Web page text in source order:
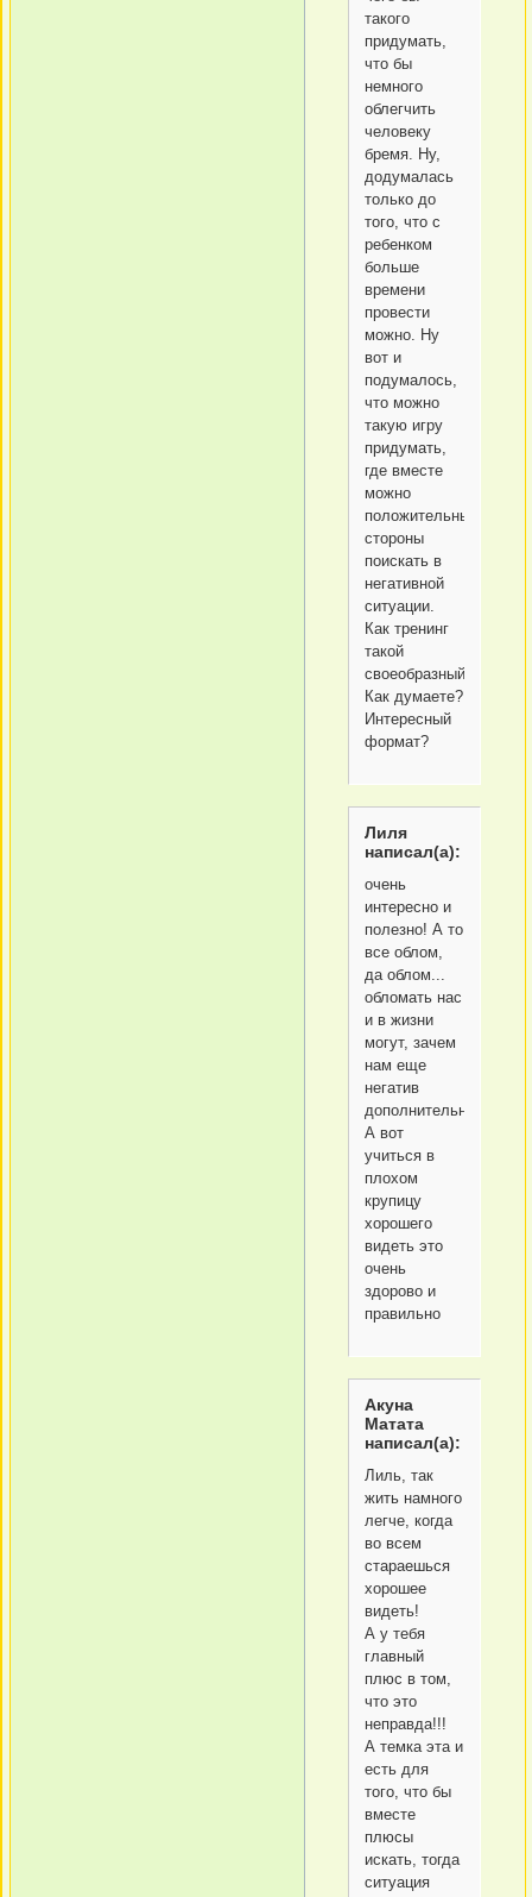
такого
придумать,
что бы
немного
облегчить
человеку
бремя. Ну,
додумалась
только до
того, что с
ребенком
больше
времени
провести
можно. Ну
вот и
подумалось,
что можно
такую игру
придумать,
где вместе
можно
положительные
стороны
поискать в
негативной
ситуации.
Как тренинг
такой
своеобразный.
Как думаете?
Интересный
формат?
Лиля
написал(а):
очень
интересно и
полезно! А то
все облом,
да облом...
обломать нас
и в жизни
могут, зачем
нам еще
негатив
дополнительный?
А вот
учиться в
плохом
крупицу
хорошего
видеть это
очень
здорово и
правильно
Акуна
Матата
написал(а):
Лиль, так
жить намного
легче, когда
во всем
стараешься
хорошее
видеть!
А у тебя
главный
плюс в том,
что это
неправда!!!
А темка эта и
есть для
того, что бы
вместе
плюсы
искать, тогда
ситуация